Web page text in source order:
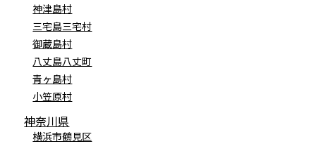
神津島村
三宅島三宅村
御蔵島村
八丈島八丈町
青ヶ島村
小笠原村
神奈川県
横浜市鶴見区